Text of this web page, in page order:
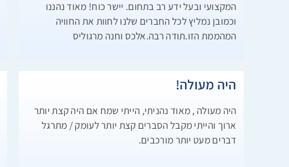
המקצועי ובעל ידע רב בתחום. יישר כוח! מאוד נהננו
וכמובן נמליץ לכל החברים שלנו לחוות את החוויה
המהממת הזו.תודה רבה.אלכס וחנה מרגוליס
היה מעולה!
היה מעולה , מאוד נהניתי, הייתי שמח אם היה קצת יותר
ארוך והייתי מקבל הסברים קצת יותר לעומק / מתרגל
דברים מעט יותר מורכבים.